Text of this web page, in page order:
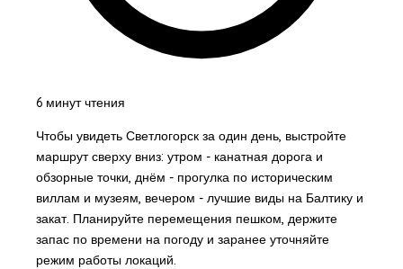
6 минут чтения
Чтобы увидеть Светлогорск за один день, выстройте
маршрут сверху вниз: утром - канатная дорога и
обзорные точки, днём - прогулка по историческим
виллам и музеям, вечером - лучшие виды на Балтику и
закат. Планируйте перемещения пешком, держите
запас по времени на погоду и заранее уточняйте
режим работы локаций.